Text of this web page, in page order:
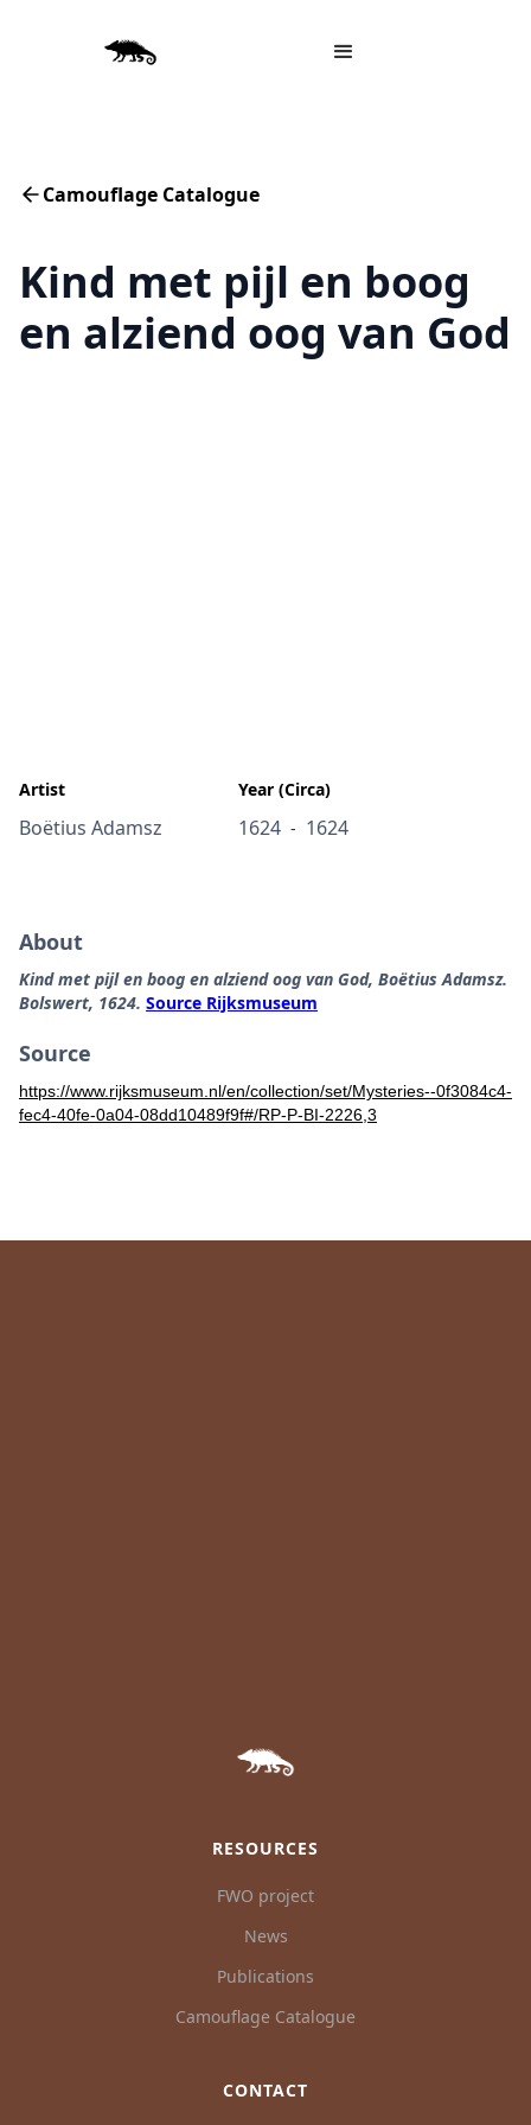
Camouflage Catalogue
Kind met pijl en boog
en alziend oog van God
Artist
Boëtius Adamsz
Year (Circa)
1624 - 1624
About
Kind met pijl en boog en alziend oog van God, Boëtius Adamsz.
Bolswert, 1624. Source Rijksmuseum
Source
https://www.rijksmuseum.nl/en/collection/set/Mysteries--0f3084c4-
fec4-40fe-0a04-08dd10489f9f#/RP-P-BI-2226,3
RESOURCES
FWO project
News
Publications
Camouflage Catalogue
CONTACT